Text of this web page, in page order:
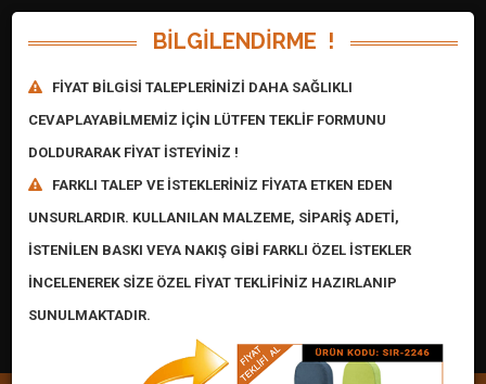
Fiyat İsteği : 0 Adet
$:47,61 €:54,87 IP:216.73.216.157
Konum
BİLGİLENDİRME !
FİYAT BİLGİSİ TALEPLERİNİZİ DAHA SAĞLIKLI
CEVAPLAYABİLMEMİZ İÇİN LÜTFEN TEKLİF FORMUNU
DOLDURARAK FİYAT İSTEYİNİZ !
FARKLI TALEP VE İSTEKLERİNİZ FİYATA ETKEN EDEN
UNSURLARDIR. KULLANILAN MALZEME, SİPARİŞ ADETİ,
İSTENİLEN BASKI VEYA NAKIŞ GİBİ FARKLI ÖZEL İSTEKLER
İNCELENEREK SİZE ÖZEL FİYAT TEKLİFİNİZ HAZIRLANIP
SUNULMAKTADIR.